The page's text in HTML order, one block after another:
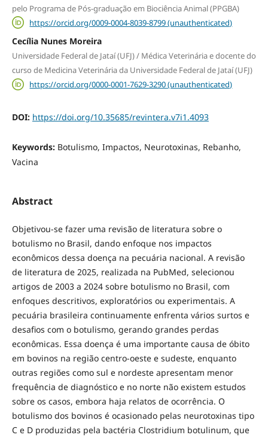
pelo Programa de Pós-graduação em Biociência Animal (PPGBA)
https://orcid.org/0009-0004-8039-8799 (unauthenticated)
Cecília Nunes Moreira
Universidade Federal de Jataí (UFJ) / Médica Veterinária e docente do
curso de Medicina Veterinária da Universidade Federal de Jataí (UFJ)
https://orcid.org/0000-0001-7629-3290 (unauthenticated)
DOI: https://doi.org/10.35685/revintera.v7i1.4093
Keywords: Botulismo, Impactos, Neurotoxinas, Rebanho,
Vacina
Abstract
Objetivou-se fazer uma revisão de literatura sobre o
botulismo no Brasil, dando enfoque nos impactos
econômicos dessa doença na pecuária nacional. A revisão
de literatura de 2025, realizada na PubMed, selecionou
artigos de 2003 a 2024 sobre botulismo no Brasil, com
enfoques descritivos, exploratórios ou experimentais. A
pecuária brasileira continuamente enfrenta vários surtos e
desafios com o botulismo, gerando grandes perdas
econômicas. Essa doença é uma importante causa de óbito
em bovinos na região centro-oeste e sudeste, enquanto
outras regiões como sul e nordeste apresentam menor
frequência de diagnóstico e no norte não existem estudos
sobre os casos, embora haja relatos de ocorrência. O
botulismo dos bovinos é ocasionado pelas neurotoxinas tipo
C e D produzidas pela bactéria Clostridium botulinum, que